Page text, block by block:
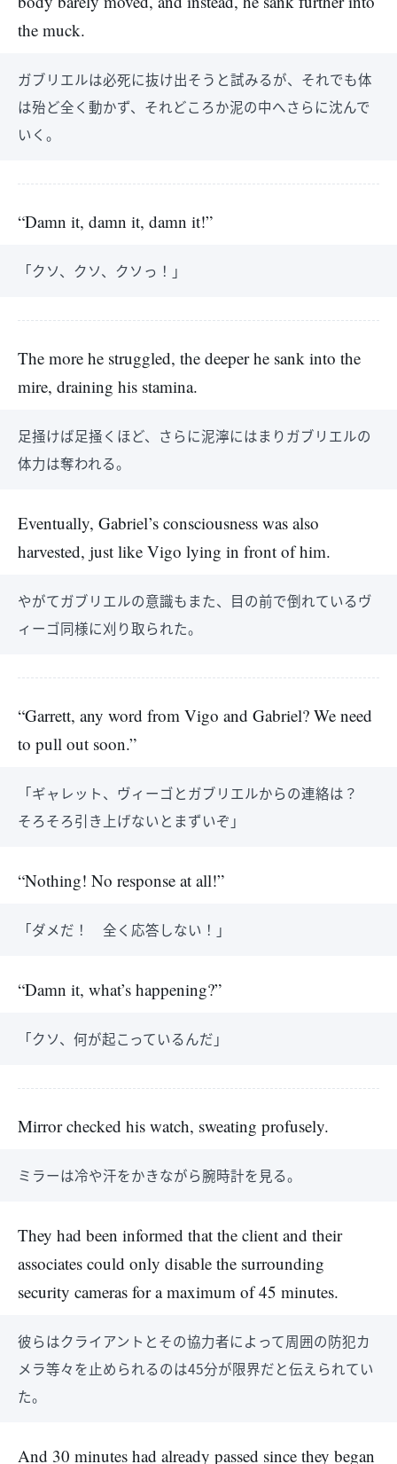
the muck.
ガブリエルは必死に抜け出そうと試みるが、それでも体
は殆ど全く動かず、それどころか泥の中へさらに沈んで
いく。
“Damn it, damn it, damn it!”
「クソ、クソ、クソっ！」
The more he struggled, the deeper he sank into the
mire, draining his stamina.
足掻けば足掻くほど、さらに泥濘にはまりガブリエルの
体力は奪われる。
Eventually, Gabriel’s consciousness was also
harvested, just like Vigo lying in front of him.
やがてガブリエルの意識もまた、目の前で倒れているヴ
ィーゴ同様に刈り取られた。
“Garrett, any word from Vigo and Gabriel? We need
to pull out soon.”
「ギャレット、ヴィーゴとガブリエルからの連絡は？
そろそろ引き上げないとまずいぞ」
“Nothing! No response at all!”
「ダメだ！ 全く応答しない！」
“Damn it, what’s happening?”
「クソ、何が起こっているんだ」
Mirror checked his watch, sweating profusely.
ミラーは冷や汗をかきながら腕時計を見る。
They had been informed that the client and their
associates could only disable the surrounding
security cameras for a maximum of 45 minutes.
彼らはクライアントとその協力者によって周囲の防犯カ
メラ等々を止められるのは45分が限界だと伝えられてい
た。
And 30 minutes had already passed since they began